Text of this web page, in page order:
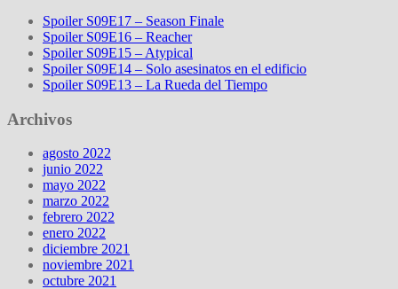
Spoiler S09E17 – Season Finale
Spoiler S09E16 – Reacher
Spoiler S09E15 – Atypical
Spoiler S09E14 – Solo asesinatos en el edificio
Spoiler S09E13 – La Rueda del Tiempo
Archivos
agosto 2022
junio 2022
mayo 2022
marzo 2022
febrero 2022
enero 2022
diciembre 2021
noviembre 2021
octubre 2021